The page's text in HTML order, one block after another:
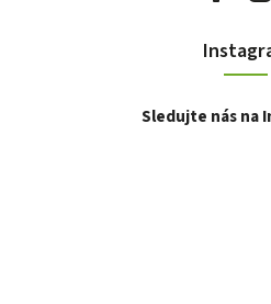
Sledujte nás na